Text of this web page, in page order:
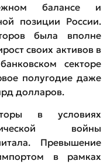
балансе и
позиции России.
была вполне
своих активов в
секторе
полугодие даже
долларов.
в условиях
войны
Превышение
в рамках